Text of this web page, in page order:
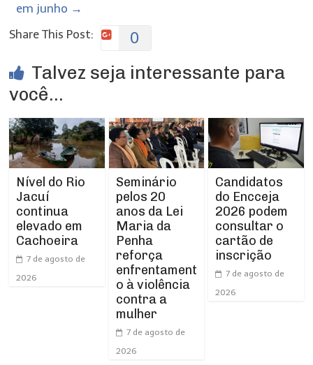
em junho →
Share This Post:
0
Talvez seja interessante para
você...
Nível do Rio
Jacuí
continua
elevado em
Cachoeira
7 de agosto de
2026
Seminário
pelos 20
anos da Lei
Maria da
Penha
reforça
enfrentament
o à violência
contra a
mulher
7 de agosto de
2026
Candidatos
do Encceja
2026 podem
consultar o
cartão de
inscrição
7 de agosto de
2026